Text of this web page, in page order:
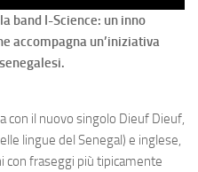
band I-Science: un inno
accompagna un’iniziativa
con il nuovo singolo Dieuf Dieuf,
lingue del Senegal) e inglese,
fraseggi più tipicamente